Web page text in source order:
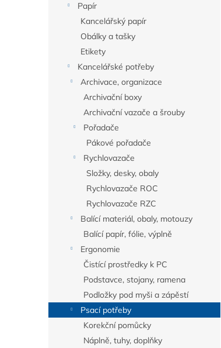
Papír
Kancelářský papír
Obálky a tašky
Etikety
Kancelářské potřeby
Archivace, organizace
Archivační boxy
Archivační vazače a šrouby
Pořadače
Pákové pořadače
Rychlovazače
Složky, desky, obaly
Rychlovazače ROC
Rychlovazače RZC
Balící materiál, obaly, motouzy
Balící papír, fólie, výplně
Ergonomie
Čistící prostředky k PC
Podstavce, stojany, ramena
Podložky pod myši a zápěstí
Psací potřeby
Korekční pomůcky
Náplně, tuhy, doplňky